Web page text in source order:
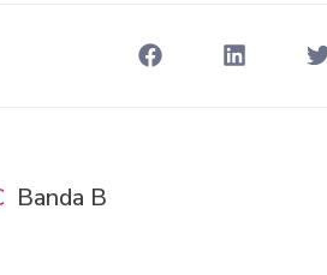
Banda B